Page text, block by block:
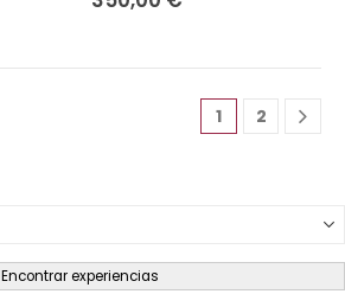
1 2
Encontrar experiencias